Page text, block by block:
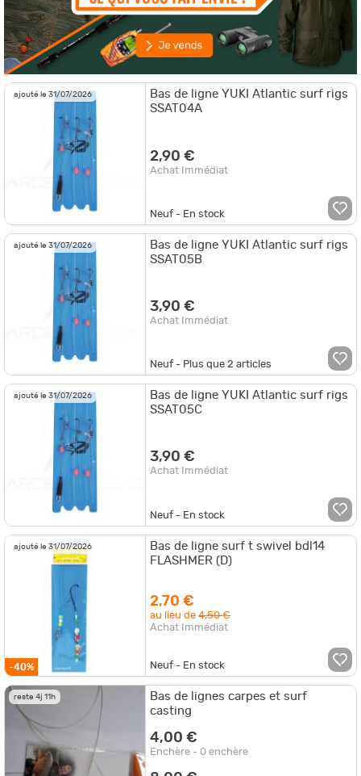
ajouté le 31/07/2026
Bas de ligne YUKI Atlantic surf rigs
SSAT04A
2,90 €
Achat Immédiat
Neuf - En stock
ajouté le 31/07/2026
Bas de ligne YUKI Atlantic surf rigs
SSAT05B
3,90 €
Achat Immédiat
Neuf - Plus que2 articles
ajouté le 31/07/2026
Bas de ligne YUKI Atlantic surf rigs
SSAT05C
3,90 €
Achat Immédiat
Neuf - En stock
ajouté le 31/07/2026
-40%
Bas de ligne surf t swivel bdl14
FLASHMER (D)
2,70 €
au lieu de4,50 €
Achat Immédiat
Neuf - En stock
reste 4j 11h
Bas de lignes carpes et surf
casting
4,00 €
Enchère - 0 enchère